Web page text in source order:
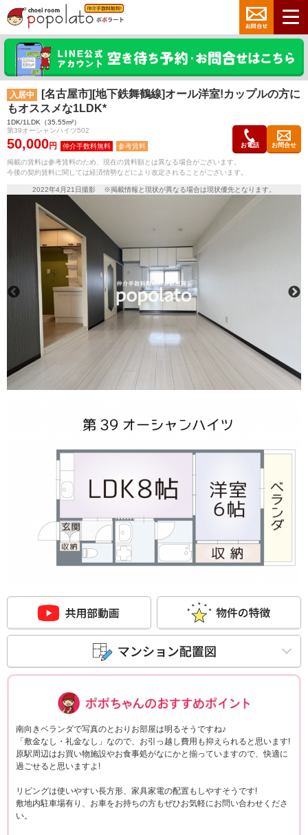
入居中
[名古屋市][地下鉄舞鶴線]オール洋室!カップルの方に
もオススメな1LDK*
1DK/1LDK（35.55m²）
第39オーシャンハイツ502
50,000円 参考賃料 お電話 お問合せ
掲載の賃料は参考賃料のため、現在の賃料額とは異なる場合がございます。
今後の契約賃料に関しては経済情勢などにより改定されることがございます。
2022年4月21日撮影 ※掲載情報と現状が異なる場合は現状優先となります。
南向きベランダで写真のとおりお部屋は明るそうですね♪
「敷金なし・礼金なし」なので、お引っ越し費用も抑えられると思います!
原駅周辺はお買い物施設やお食事処がなにかと揃っていますので、快適に
過ごせると思いますよ!
リビングは使いやすい長方形、家具家電の配置もしやすそうです!
敷地内駐車場有り、お車をお持ちの方もぜひお気軽にお問い合わせくださ
い。